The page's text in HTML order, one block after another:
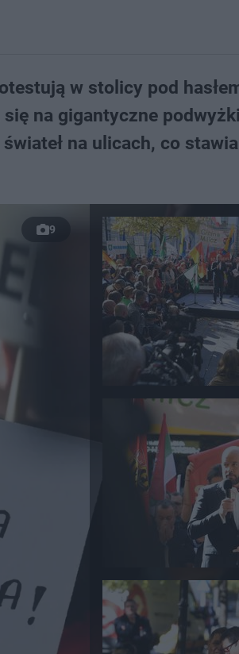
w stolicy pod
na gigantyczne
na ulicach, co
9